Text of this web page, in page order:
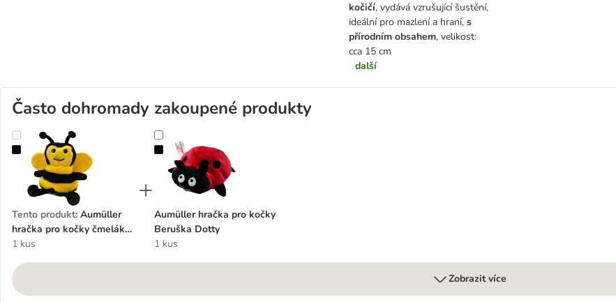
kočičí, vydává vzrušující šustění,
ideální pro mazlení a hraní,s
přírodním obsahem, velikost:
cca 15 cm
další
Často dohromady zakoupené produkty
Aumüller hračka pro kočky čmelák Maggie se šantou kočičí
Tento produkt: Aumüller
hračka pro kočky čmelák
Maggie se šantou kočičí
1 kus
Aumüller hračka pro kočky Beruška Dotty
Aumüller hračka pro kočky
Beruška Dotty
1 kus
Zobrazit více